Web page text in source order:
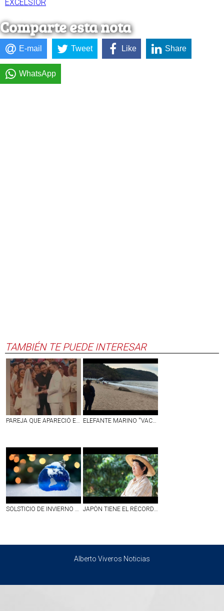
EXCELSIOR
Comparte esta nota
E-mail Tweet Like Share
WhatsApp
TAMBIÉN TE PUEDE INTERESAR
PAREJA QUE APARECIÓ EN SHOW DE MEDIO TIEMPO DEL SUPER BOWL SE CASÓ DE VERDAD EN ESE MOMENTO ELEFANTE MARINO ''VACACIONA'' EN PLAYAS DE NAYARIT; LO LLAMAN ''PANCHITO'' | VIDEO
SOLSTICIO DE INVIERNO 2025: HOY SERÁ EL DÍA MÁS CORTO DEL AÑO JAPÓN TIENE EL RÉCORD DEL PAÍS CON MAYOR NÚMERO DE PERSONAS CENTENARIAS; ESTE PARECE SER SU SECRETO
Alberto Viveros Noticias